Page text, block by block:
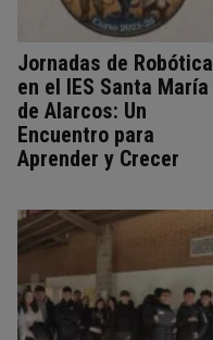
Jornadas de Robótica
en el IES Santa María
de Alarcos: Un
Encuentro para
Aprender y Crecer